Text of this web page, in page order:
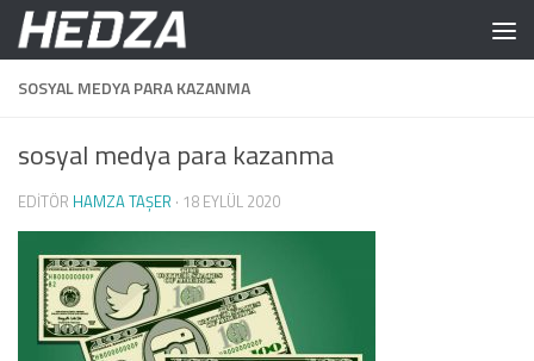
Skip to content
SOSYAL MEDYA PARA KAZANMA
sosyal medya para kazanma
EDITÖR HAMZA TAŞER · 18 EYLÜL 2020